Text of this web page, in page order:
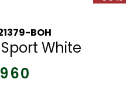
BOH
White
960